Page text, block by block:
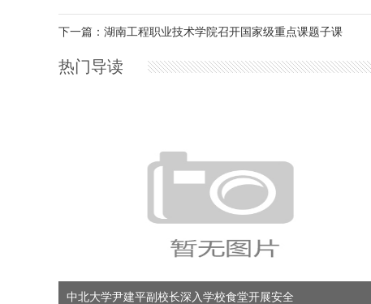
下一篇：湖南工程职业技术学院召开国家级重点课题子课
热门导读
中北大学尹建平副校长深入学校食堂开展安全